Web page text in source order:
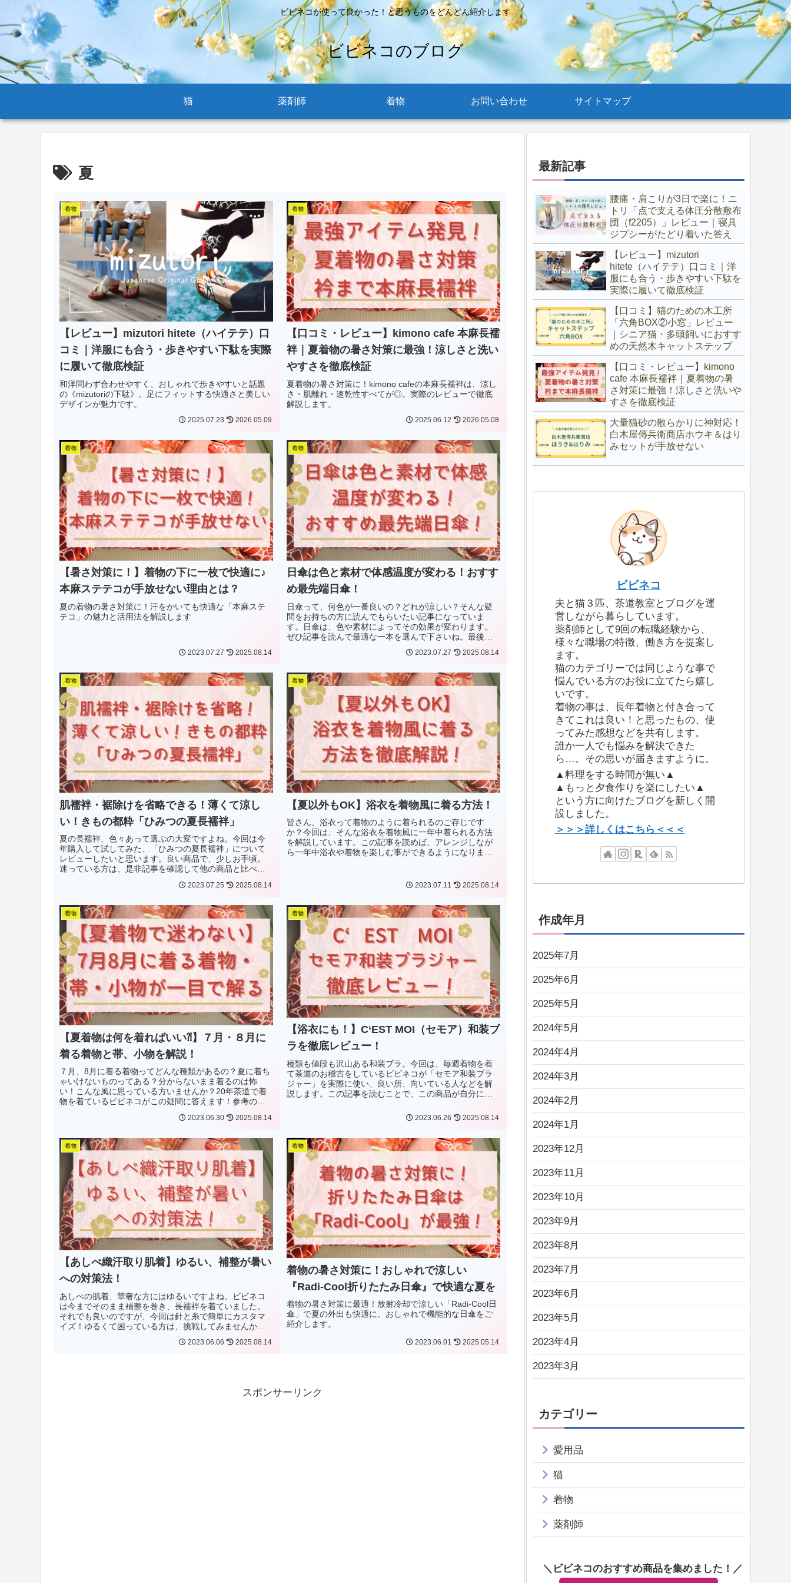
ビビネコが使って良かった！と思うものをどんどん紹介します
ビビネコのブログ
猫 薬剤師 着物 お問い合わせ サイトマップ
夏
着物
【レビュー】mizutori hitete（ハイテテ）口
コミ｜洋服にも合う・歩きやすい下駄を実際
に履いて徹底検証
和洋問わず合わせやすく、おしゃれで歩きやすいと話題
の《mizutoriの下駄》。足にフィットする快適さと美しい
デザインが魅力です。
2025.07.23 2026.05.09
着物
【口コミ・レビュー】kimono cafe 本麻長襦
袢｜夏着物の暑さ対策に最強！涼しさと洗い
やすさを徹底検証
夏着物の暑さ対策に！kimono cafeの本麻長襦袢は、涼し
さ・肌離れ・速乾性すべてが◎。実際のレビューで徹底
解説します。
2025.06.12 2026.05.08
着物
【暑さ対策に！】着物の下に一枚で快適に♪
本麻ステテコが手放せない理由とは？
夏の着物の暑さ対策に！汗をかいても快適な「本麻ステ
テコ」の魅力と活用法を解説します
2023.07.27 2025.08.14
着物
日傘は色と素材で体感温度が変わる！おすす
め最先端日傘！
日傘って、何色が一番良いの？どれが涼しい？そんな疑
問をお持ちの方に読んでもらいたい記事になっていま
す。日傘は、色や素材によってその効果が変わります。
ぜひ記事を読んで最適な一本を選んで下さいね。最後に
2023.07.27 2025.08.14
着物
肌襦袢・裾除けを省略できる！薄くて涼し
い！きもの都粋「ひみつの夏長襦袢」
夏の長襦袢、色々あって選ぶの大変ですよね。今回は今
年購入して試してみた、「ひみつの夏長襦袢」について
レビューしたいと思います。良い商品で、少しお手頃。
迷っている方は、是非記事を確認して他の商品と比べて
2023.07.25 2025.08.14
着物
【夏以外もOK】浴衣を着物風に着る方法！
皆さん、浴衣って着物のように着られるのご存じです
か？今回は、そんな浴衣を着物風に一年中着られる方法
を解説しています。この記事を読めば、アレンジしなが
ら一年中浴衣や着物を楽しむ事ができるようになります
2023.07.11 2025.08.14
着物
【夏着物は何を着ればいい⁈】７月・８月に
着る着物と帯、小物を解説！
７月、8月に着る着物ってどんな種類があるの？夏に着ち
ゃいけないものってある？分からないまま着るのは怖
い！こんな風に思っている方いませんか？20年茶道で着
物を着ているビビネコがこの疑問に答えます！参考のた
2023.06.30 2025.08.14
着物
【浴衣にも！】C‘EST MOI（セモア）和装ブ
ラを徹底レビュー！
種類も値段も沢山ある和装ブラ。今回は、毎週着物を着
て茶道のお稽古をしているビビネコが「セモア和装ブラ
ジャー」を実際に使い、良い所、向いている人などを解
説します。この記事を読むことで、この商品が自分に最
2023.06.26 2025.08.14
着物
【あしべ織汗取り肌着】ゆるい、補整が暑い
への対策法！
あしべの肌着、華奢な方にはゆるいですよね。ビビネコ
は今までそのまま補整を巻き、長襦袢を着ていました。
それでも良いのですが、今回は針と糸で簡単にカスタマ
イズ！ゆるくて困っている方は、挑戦してみませんか？
2023.06.06 2025.08.14
着物
着物の暑さ対策に！おしゃれで涼しい
『Radi-Cool折りたたみ日傘』で快適な夏を
着物の暑さ対策に最適！放射冷却で涼しい「Radi-Cool日
傘」で夏の外出も快適に。おしゃれで機能的な日傘をご
紹介します。
2023.06.01 2025.05.14
スポンサーリンク
最新記事
腰痛・肩こりが3日で楽に！ニ
トリ「点で支える体圧分散敷布
団（f2205）」レビュー｜寝具
ジプシーがたどり着いた答え
【レビュー】mizutori
hitete（ハイテテ）口コミ｜洋
服にも合う・歩きやすい下駄を
実際に履いて徹底検証
【口コミ】猫のための木工所
「六角BOX②小窓」レビュー
｜シニア猫・多頭飼いにおすす
めの天然木キャットステップ
【口コミ・レビュー】kimono
cafe 本麻長襦袢｜夏着物の暑
さ対策に最強！涼しさと洗いや
すさを徹底検証
大量猫砂の散らかりに神対応！
白木屋傳兵衛商店ホウキ＆はり
みセットが手放せない
ビビネコ
夫と猫３匹、茶道教室とブログを運
営しながら暮らしています。
薬剤師として9回の転職経験から、
様々な職場の特徴、働き方を提案し
ます。
猫のカテゴリーでは同じような事で
悩んでいる方のお役に立てたら嬉し
いです。
着物の事は、長年着物と付き合って
きてこれは良い！と思ったもの、使
ってみた感想などを共有します。
誰か一人でも悩みを解決できた
ら…。その思いが届きますように。
▲料理をする時間が無い▲
▲もっと夕食作りを楽にしたい▲
という方に向けたブログを新しく開
設しました。
＞＞＞詳しくはこちら＜＜＜
作成年月
2025年7月
2025年6月
2025年5月
2024年5月
2024年4月
2024年3月
2024年2月
2024年1月
2023年12月
2023年11月
2023年10月
2023年9月
2023年8月
2023年7月
2023年6月
2023年5月
2023年4月
2023年3月
カテゴリー
愛用品
猫
着物
薬剤師
＼ビビネコのおすすめ商品を集めました！／